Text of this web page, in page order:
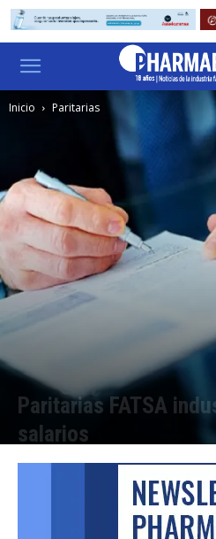
Inicio Paritarias
Paritarias FATSA
salarios
Por Facundo Rivera - 21/07/2025 18:15